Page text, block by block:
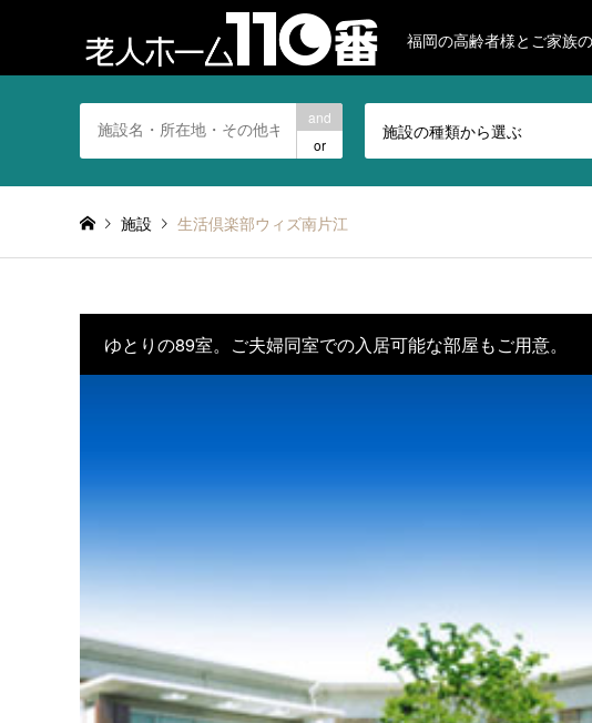
福岡の高齢者様とご家族
and
or
施設の種類から選ぶ
施設 生活倶楽部ウィズ南片江
ゆとりの89室。ご夫婦同室での入居可能な部屋もご用意。